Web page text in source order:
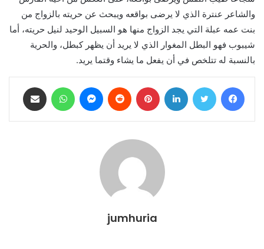
والشاعر عنترة الذي لا يرضى بواقعه ويبحث عن حريته بالزواج من
بنت عمه عبلة التي يجد الزواج منها هو السبيل الوحيد لنيل حريته، أما
شيبوب فهو البطل المغوار الذي لا يريد أن يظهر كبطل، والحرية
بالنسبة له تتلخص في أن يفعل ما يشاء وقتما يريد.
فيسبوك تويتر لينكدإن بينتيريست ماسنجر واتساب
jumhuria